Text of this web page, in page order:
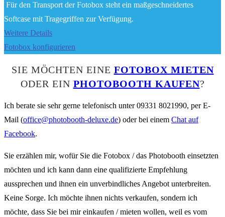
Für den Transport der Fotobox steht ein maßgeschneidertes
Softcase mit Tragegriffen zur Verfügung.
Weitere Details
Fotobox konfigurieren
SIE MÖCHTEN EINE FOTOBOX MIETEN
ODER EIN PHOTOBOOTH KAUFEN?
Ich berate sie sehr gerne telefonisch unter 09331 8021990, per E-
Mail (office@photobooth-deluxe.de) oder bei einem Chat auf
Facebook.
Sie erzählen mir, wofür Sie die Fotobox / das Photobooth einsetzten
möchten und ich kann dann eine qualifizierte Empfehlung
aussprechen und ihnen ein unverbindliches Angebot unterbreiten.
Keine Sorge. Ich möchte ihnen nichts verkaufen, sondern ich
möchte, dass Sie bei mir einkaufen / mieten wollen, weil es vom